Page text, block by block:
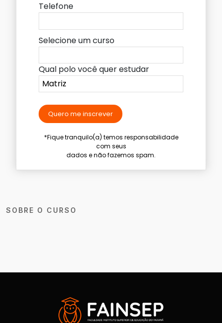
SOBRE O CURSO
Telefone
Selecione um curso
Qual polo você quer estudar
Quero me inscrever
*Fique tranquilo(a) temos responsabilidade
com seus
dados e não fazemos spam.